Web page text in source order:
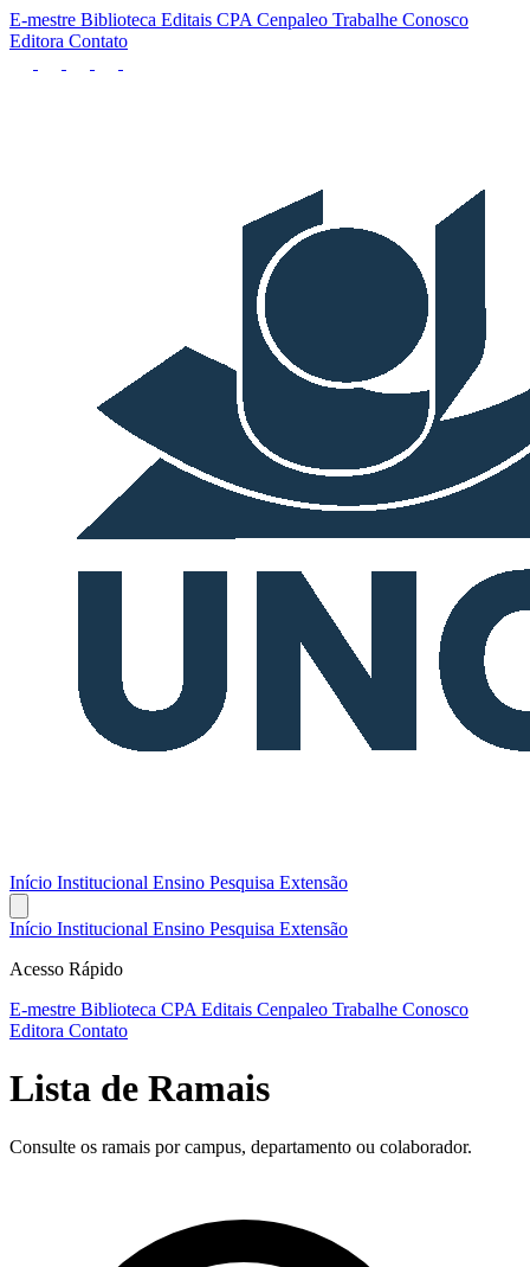
E-mestre Biblioteca Editais CPA Cenpaleo Trabalhe Conosco
Editora Contato
Início Institucional Ensino Pesquisa Extensão
Início Institucional Ensino Pesquisa Extensão
Acesso Rápido
E-mestre Biblioteca CPA Editais Cenpaleo Trabalhe Conosco
Editora Contato
Lista de Ramais
Consulte os ramais por campus, departamento ou colaborador.